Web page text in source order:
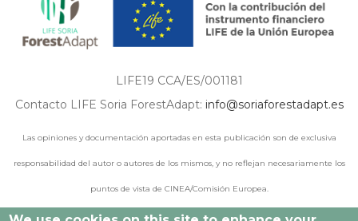
LIFE19 CCA/ES/001181
Contacto LIFE Soria ForestAdapt: info@soriaforestadapt.es
Las opiniones y documentación aportadas en esta publicación son de exclusiva
responsabilidad del autor o autores de los mismos, y no reflejan necesariamente los
puntos de vista de CINEA/Comisión Europea.